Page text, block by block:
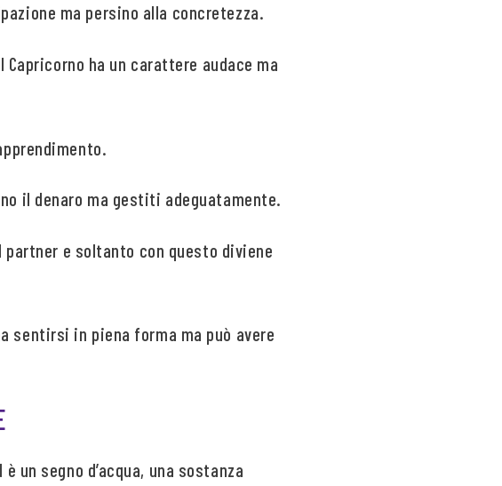
ma persino alla concretezza.
ha un carattere audace ma
il denaro ma gestiti adeguatamente.
e soltanto con questo diviene
sentirsi in piena forma ma può avere
un segno d’acqua, una sostanza